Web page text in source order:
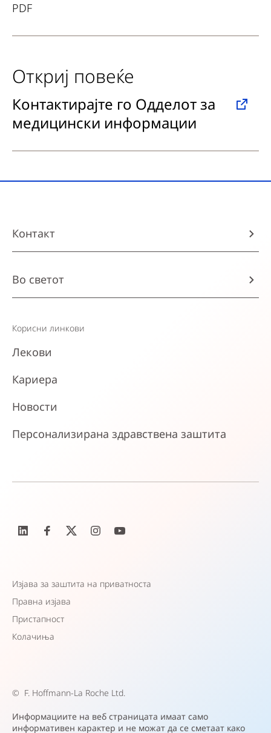
PDF
Откриј повеќе
Контактирајте го Одделот за
медицински информации
Контакт
Во светот
Корисни линкови
Лекови
Кариера
Новости
Персонализирана здравствена заштита
Изјава за заштита на приватноста
Правна изјава
Пристапност
Колачиња
© F. Hoffmann-La Roche Ltd.
Информациите на веб страницата имаат само
информативен карактер и не можат да се сметаат како